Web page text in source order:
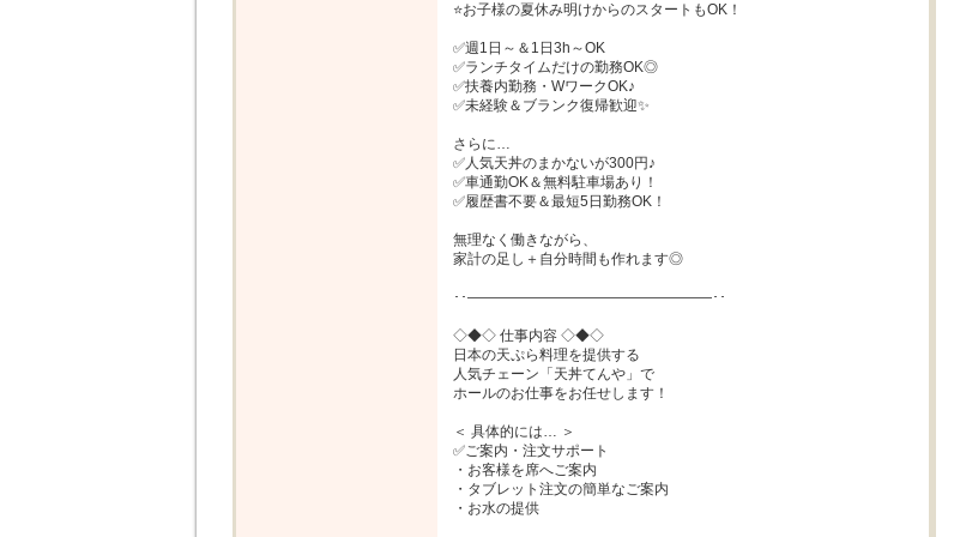
⭐お子様の夏休み明けからのスタートもOK！
✅週1日～＆1日3h～OK
✅ランチタイムだけの勤務OK◎
✅扶養内勤務・WワークOK♪
✅未経験＆ブランク復帰歓迎✨
さらに…
✅人気天丼のまかないが300円♪
✅車通勤OK＆無料駐車場あり！
✅履歴書不要＆最短5日勤務OK！
無理なく働きながら、
家計の足し＋自分時間も作れます◎
･･―――――――――――――――――･･
◇◆◇ 仕事内容 ◇◆◇
日本の天ぷら料理を提供する
人気チェーン「天丼てんや」で
ホールのお仕事をお任せします！
＜ 具体的には… ＞
✅ご案内・注文サポート
・お客様を席へご案内
・タブレット注文の簡単なご案内
・お水の提供